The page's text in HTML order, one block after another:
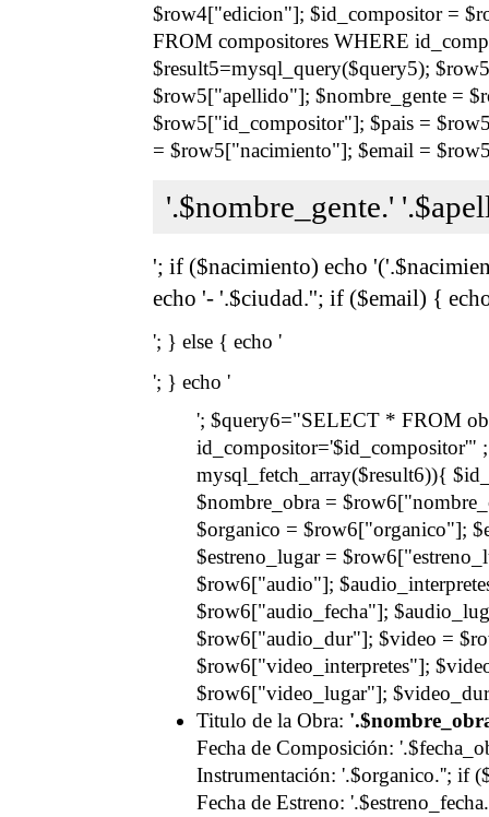
$row4["edicion"]; $id_compositor =
FROM compositores WHERE
$result5=mysql_query($query5);
$row5["apellido"]; $nombre_gente =
$row5["id_compositor"]; $pais =
= $row5["nacimiento"]; $email =
'.$nombre_gente.'
'; if ($nacimiento) echo
echo '- '.$ciudad.''; if ($email) {
'; } else { echo '
'; } echo '
'; $query6="SELECT * FROM
id_compositor='$id_compositor'"
mysql_fetch_array($result6)){
$nombre_obra =
$organico = $row6["organico"];
$estreno_lugar =
$row6["audio"];
$row6["audio_fecha"];
$row6["audio_dur"]; $video =
$row6["video_interpretes"];
$row6["video_lugar"];
Titulo de la Obra:
Fecha de Composición:
Instrumentación: '.$organico.''; if
Fecha de Estreno: